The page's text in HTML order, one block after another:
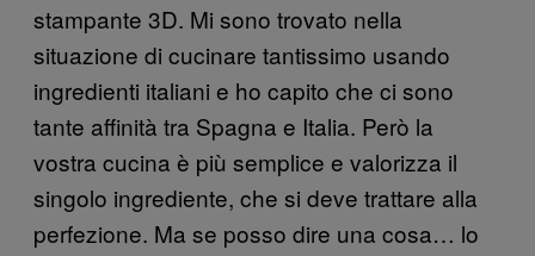
stampante 3D. Mi sono trovato nella
situazione di cucinare tantissimo usando
ingredienti italiani e ho capito che ci sono
tante affinità tra Spagna e Italia. Però la
vostra cucina è più semplice e valorizza il
singolo ingrediente, che si deve trattare alla
perfezione. Ma se posso dire una cosa… lo